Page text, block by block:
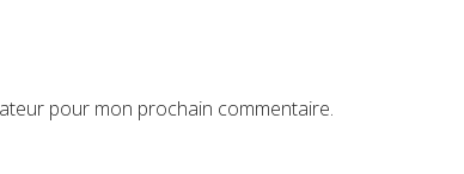
pour mon prochain commentaire.